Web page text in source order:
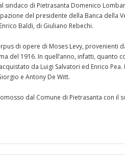
sindaco di Pietrasanta Domenico
del presidente della Banca della
Baldi, di Giuliano Rebechi.
di opere di Moses Levy, provenienti
del 1916. In quell’anno, infatti, quanto
da Luigi Salvatori ed Enrico
e Antony De Witt.
dal Comune di Pietrasanta con il